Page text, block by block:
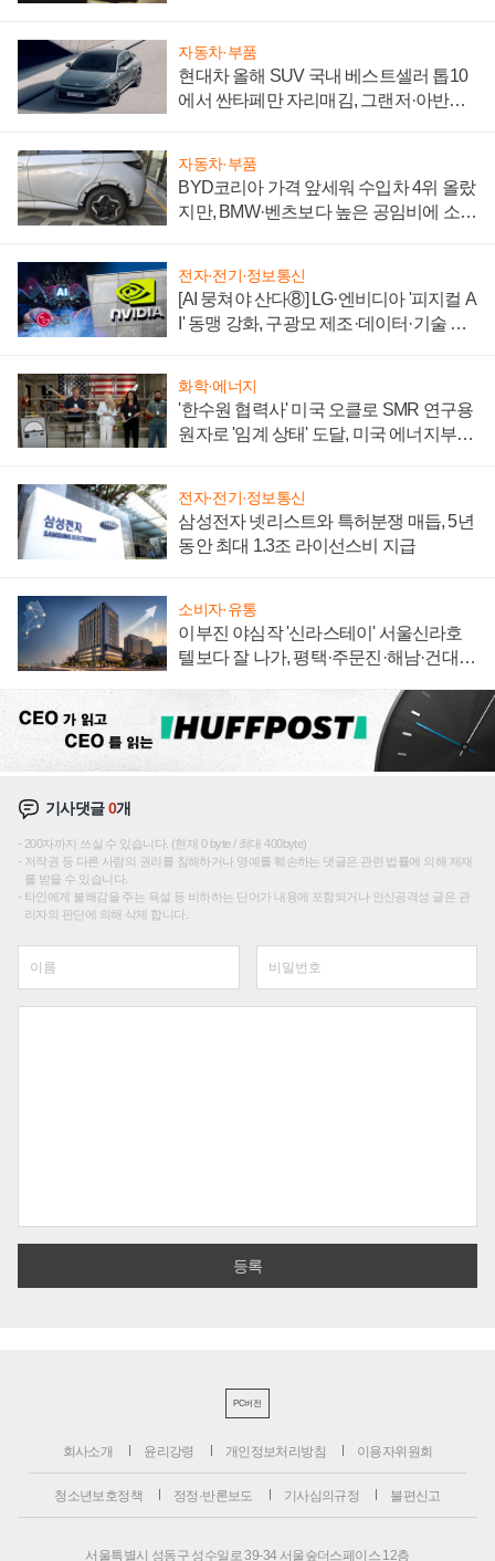
자동차·부품
현대차 올해 SUV 국내 베스트셀러 톱10
에서 싼타페만 자리매김, 그랜저·아반떼
자동차·부품
BYD코리아 가격 앞세워 수입차 4위 올랐
지만, BMW·벤츠보다 높은 공임비에 소비
전자·전기·정보통신
[AI 뭉쳐야 산다⑧] LG·엔비디아 '피지컬 A
I' 동맹 강화, 구광모 제조·데이터·기술 결
화학·에너지
'한수원 협력사' 미국 오클로 SMR 연구용
원자로 '임계 상태' 도달, 미국 에너지부
전자·전기·정보통신
삼성전자 넷리스트와 특허분쟁 매듭, 5년
동안 최대 1.3조 라이선스비 지급
소비자·유통
이부진 야심작 '신라스테이' 서울신라호
텔보다 잘 나가, 평택·주문진·해남·건대로
기사댓글0개
200자까지 쓰실 수 있습니다. (현재 0 byte / 최대 400byte)
저작권 등 다른 사람의 권리를 침해하거나 명예를 훼손하는 댓글은 관련 법률에 의해 제재
를 받을 수 있습니다.
타인에게 불쾌감을 주는 욕설 등 비하하는 단어가 내용에 포함되거나 인신공격성 글은 관
리자의 판단에 의해 삭제 합니다.
PC버전
회사소개 윤리강령 개인정보처리방침 이용자위원회
청소년보호정책 정정·반론보도 기사심의규정 불편신고
서울특별시 성동구 성수일로 39-34 서울숲더스페이스 12층